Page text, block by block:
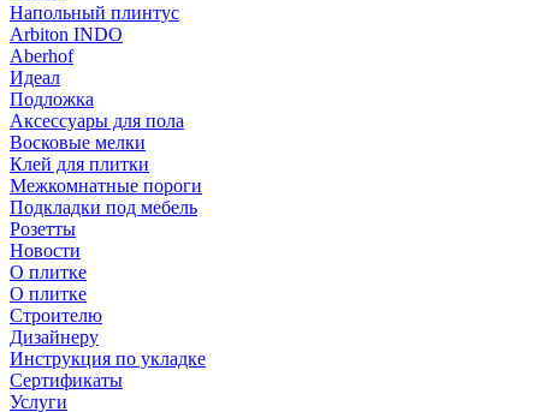
Напольный плинтус
Arbiton INDO
Aberhof
Идеал
Подложка
Аксессуары для пола
Восковые мелки
Клей для плитки
Межкомнатные пороги
Подкладки под мебель
Розетты
Новости
О плитке
О плитке
Строителю
Дизайнеру
Инструкция по укладке
Сертификаты
Услуги